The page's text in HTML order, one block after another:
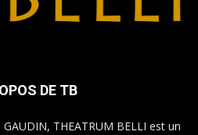
DE TB
THEATRUM BELLI est un